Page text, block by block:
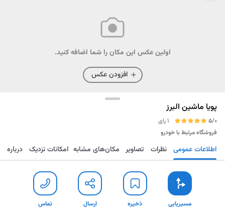
اولین عکس این مکان را شما اضافه کنید.
افزودن عکس
پویا ماشین البرز
5/0
1 رای
فروشگاه مرتبط با خودرو
مسیریابی ذخیره ارسال تماس اطلاعات عمومی نظرات تصاویر مکان‌های مشابه امکانات نزدیک درباره
مسیریابی ذخیره ارسال تماس